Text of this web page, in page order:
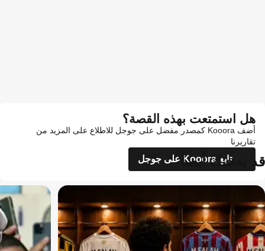
هل استمتعت بهذه القصة؟
أضف Kooora كمصدر مفضل على جوجل للاطلاع على المزيد من
تقاريرنا
تابع Kooora على جوجل
قد يعجبك أيضاً